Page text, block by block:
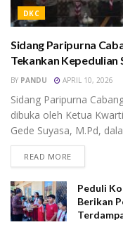
DKC
Sidang Paripurna
Tekankan Kepedulian
BY PANDU APRIL 10, 2026
Sidang Paripurna
dibuka oleh Ketua
Gede Suyasa, M.Pd,
READ MORE
Peduli
Berikan